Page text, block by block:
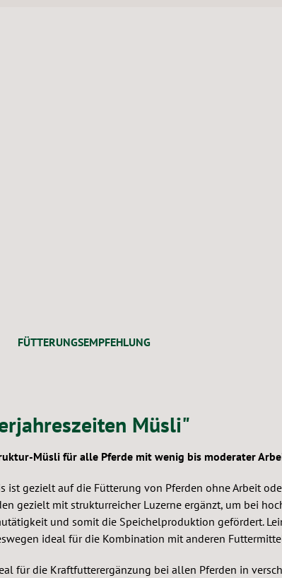
FÜTTERUNGSEMPFEHLUNG
Müsli"
Müsli für alle Pferde mit wenig bis moderater
ist gezielt auf die Fütterung von Pferden ohne Arbeit
gezielt mit strukturreicher Luzerne ergänzt, um bei
und somit die Speichelproduktion gefördert.
ideal für die Kombination mit anderen
für die Kraftfutterergänzung bei allen Pferden in